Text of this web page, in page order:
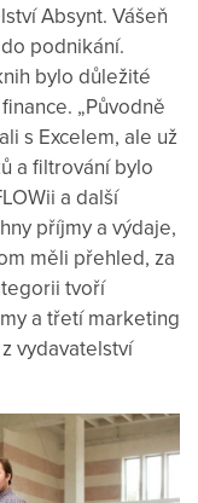
Absynt. Vášeň
podnikání.
bylo důležité
„Původně
s Excelem, ale už
a filtrování bylo
a další
příjmy a výdaje,
měli přehled, za
tvoří
a třetí marketing
vydavatelství